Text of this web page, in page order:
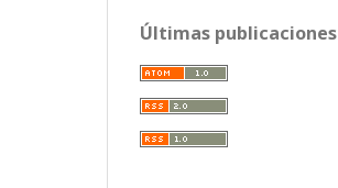
Últimas publicaciones